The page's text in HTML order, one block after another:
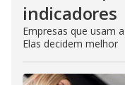
indicadores
Empresas que usam
Elas decidem melhor